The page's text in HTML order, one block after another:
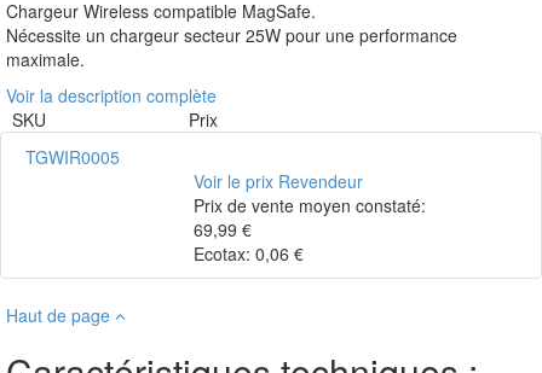
Chargeur Wireless compatible MagSafe.
Nécessite un chargeur secteur 25W pour une performance
maximale.
Voir la description complète
SKU
Prix
TGWIR0005
Voir le prix Revendeur
Prix de vente moyen constaté:
69,99 €
Ecotax: 0,06 €
Haut de page